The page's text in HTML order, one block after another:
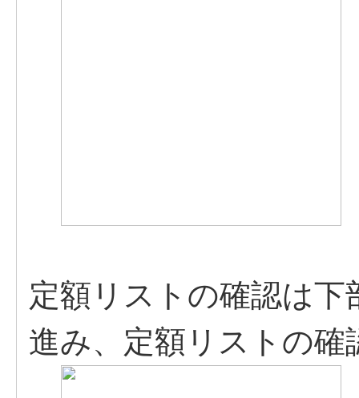
定額リストの確認は
進み、定額リストの確